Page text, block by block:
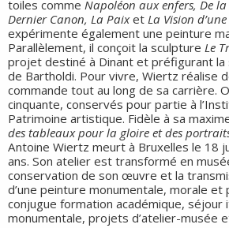
toiles comme Napoléon aux enfers, De
Dernier Canon, La Paixet La Vision
expérimente également une peinture
Parallèlement, il conçoit la sculpture Le
projet destiné à Dinant et préfigurant
de Bartholdi. Pour vivre, Wiertz réalise
commande tout au long de sa carrière.
cinquante, conservés pour partie à
Patrimoine artistique. Fidèle à sa
des tableaux pour la gloire et des
Antoine Wiertz meurt à Bruxelles le 18
ans. Son atelier est transformé en
conservation de son œuvre et la
d’une peinture monumentale, morale et
conjugue formation académique, séjour
monumentale, projets d’atelier-musée